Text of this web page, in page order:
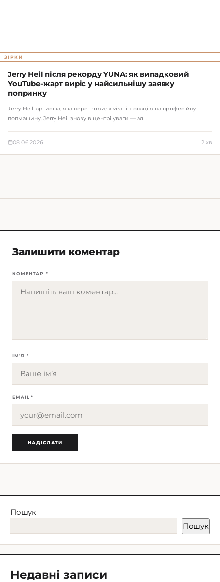
ЗІРКИ
Jerry Heil після рекорду YUNA: як випадковий
YouTube-жарт виріс у найсильнішу заявку
попринку
Jerry Heil: артистка, яка перетворила viral-інтонацію на професійну
попмашину. Jerry Heil знову в центрі уваги — ал…
08.06.2026 2 хв
Залишити коментар
КОМЕНТАР *
ІМ'Я *
EMAIL *
Пошук
Пошук
Недавні записи